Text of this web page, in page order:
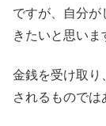
ですが、自分が
きたいと思いま
金銭を受け取り
されるものでは